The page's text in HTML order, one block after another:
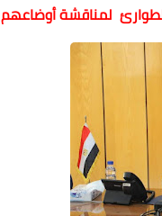
لمناقشة أوضاعهم